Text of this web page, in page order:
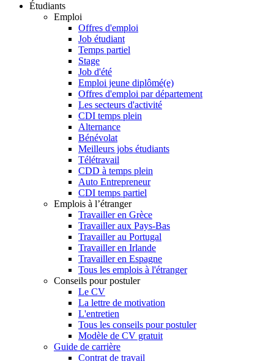
Étudiants
Emploi
Offres d'emploi
Job étudiant
Temps partiel
Stage
Job d'été
Emploi jeune diplômé(e)
Offres d'emploi par département
Les secteurs d'activité
CDI temps plein
Alternance
Bénévolat
Meilleurs jobs étudiants
Télétravail
CDD à temps plein
Auto Entrepreneur
CDI temps partiel
Emplois à l’étranger
Travailler en Grèce
Travailler aux Pays-Bas
Travailler au Portugal
Travailler en Irlande
Travailler en Espagne
Tous les emplois à l'étranger
Conseils pour postuler
Le CV
La lettre de motivation
L'entretien
Tous les conseils pour postuler
Modèle de CV gratuit
Guide de carrière
Contrat de travail